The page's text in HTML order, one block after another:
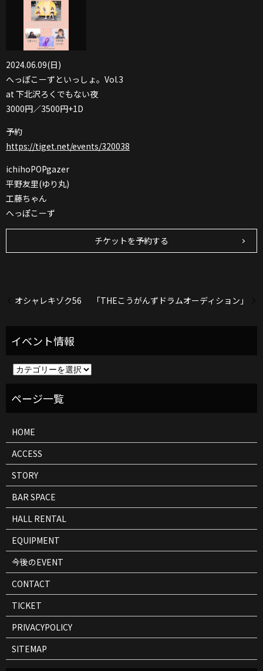
2024.06.09(日)
へっぽこーずといっしょ。Vol.3
at 下北沢ろくでもない夜
3000円／3500円+1D
予約
https://tiget.net/events/320038
ichihoPOPgazer
平野友里(ゆり丸)
工藤ちゃん
へっぽこーず
チケットを予約する
オシャレキゾク56 「THEこうがんずドラムオーディション」
ト
HOME
ACCESS
STORY
BAR SPACE
HALL RENTAL
EQUIPMENT
今後のEVENT
CONTACT
TICKET
PRIVACYPOLICY
SITEMAP